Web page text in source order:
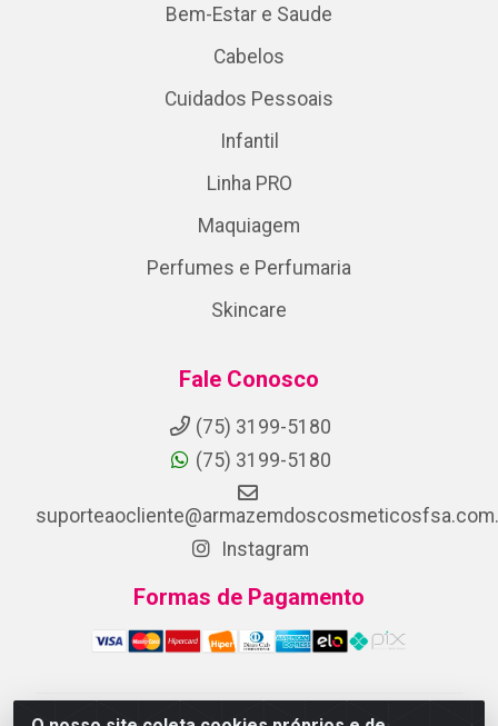
Bem-Estar e Saude
Cabelos
Cuidados Pessoais
Infantil
Linha PRO
Maquiagem
Perfumes e Perfumaria
Skincare
Fale Conosco
(75) 3199-5180
(75) 3199-5180
Instagram
Formas de Pagamento